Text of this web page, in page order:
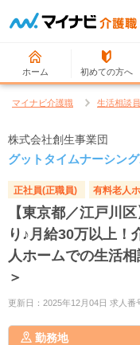
ホーム 初めての方へ
マイナビ介護職 生活相談
株式会社創生事業団
グットタイムナーシン
正社員(正職員) 有料老人
【東京都／江戸川
り♪月給30万以上！
人ホームでの生活
＞
更新日：2025年12月04日 求人番
勤務地